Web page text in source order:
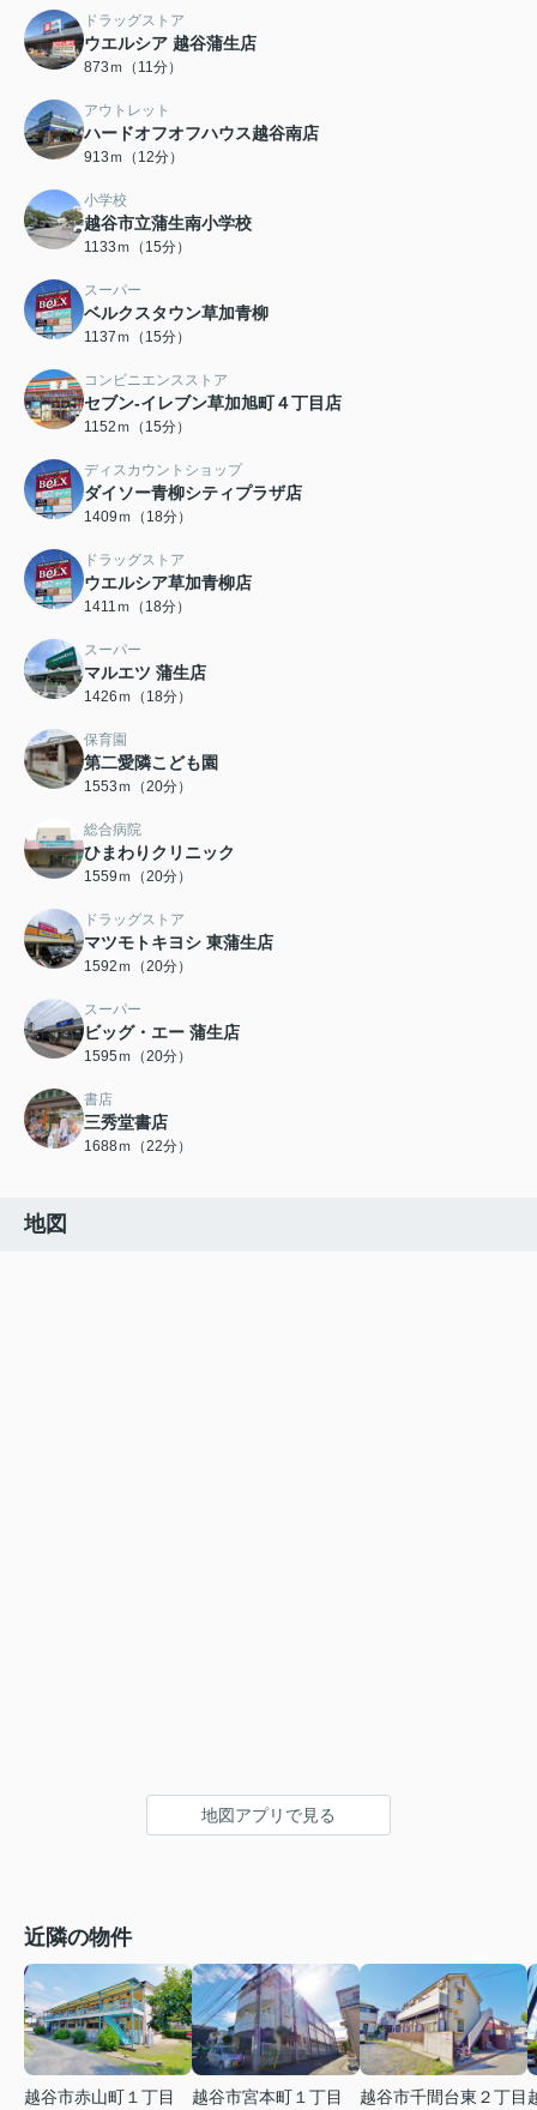
ドラッグストア
ウエルシア 越谷蒲生店
873ｍ（11分）
アウトレット
ハードオフオフハウス越谷南店
913ｍ（12分）
小学校
越谷市立蒲生南小学校
1133ｍ（15分）
スーパー
ベルクスタウン草加青柳
1137ｍ（15分）
コンビニエンスストア
セブン-イレブン草加旭町４丁目店
1152ｍ（15分）
ディスカウントショップ
ダイソー青柳シティプラザ店
1409ｍ（18分）
ドラッグストア
ウエルシア草加青柳店
1411ｍ（18分）
スーパー
マルエツ 蒲生店
1426ｍ（18分）
保育園
第二愛隣こども園
1553ｍ（20分）
総合病院
ひまわりクリニック
1559ｍ（20分）
ドラッグストア
マツモトキヨシ 東蒲生店
1592ｍ（20分）
スーパー
ビッグ・エー 蒲生店
1595ｍ（20分）
書店
三秀堂書店
1688ｍ（22分）
地図
地図アプリで見る
近隣の物件
越谷市赤山町１丁目
越谷市宮本町１丁目
越谷市千間台東２丁目